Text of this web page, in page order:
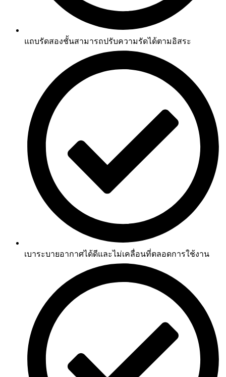
แถบรัดสองชั้นสามารถปรับความรัดได้ตามอิสระ
เบาระบายอากาศได้ดีและไม่เคลื่อนที่ตลอดการใช้งาน